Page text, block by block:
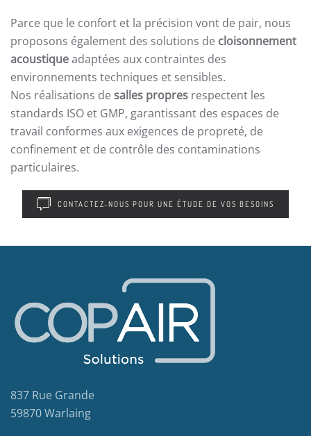
Parce que le confort et la précision vont de pair, nous
proposons également des solutions de cloisonnement
acoustiqueadaptées aux contraintes des
environnements techniques et sensibles.
Nos réalisations de salles propres respectent les
standards ISO et GMP, garantissant des espaces de
travail conformes aux exigences de propreté, de
confinement et de contrôle des contaminations
particulaires.
CONTACTEZ-NOUS POUR UNE ÉTUDE DE VOS BESOINS
837 Rue Grande
59870 Warlaing